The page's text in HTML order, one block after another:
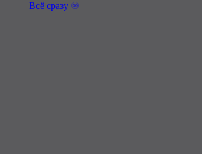
Всё сразу ♾️